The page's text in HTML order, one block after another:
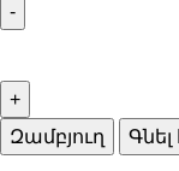
Զամբյուղ